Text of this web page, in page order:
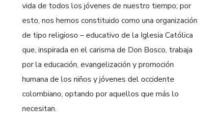
vida de todos los jóvenes de nuestro tiempo; por
esto, nos hemos constituido como una organización
de tipo religioso – educativo de la Iglesia Católica
que, inspirada en el carisma de Don Bosco, trabaja
por la educación, evangelización y promoción
humana de los niños y jóvenes del occidente
colombiano, optando por aquellos que más lo
necesitan.